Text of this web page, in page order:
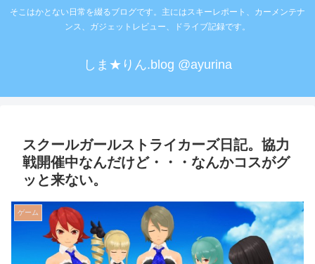
そこはかとない日常を綴るブログです。主にはスキーレポート、カーメンテナ
ンス、ガジェットレビュー、ドライブ記録です。
しま★りん.blog @ayurina
スクールガールストライカーズ日記。協力
戦開催中なんだけど・・・なんかコスがグ
ッと来ない。
ゲーム